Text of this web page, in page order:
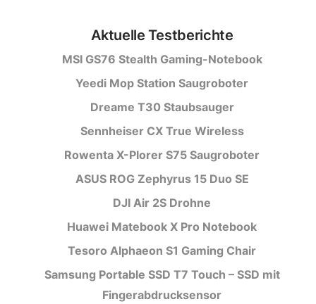
Aktuelle Testberichte
MSI GS76 Stealth Gaming-Notebook
Yeedi Mop Station Saugroboter
Dreame T30 Staubsauger
Sennheiser CX True Wireless
Rowenta X-Plorer S75 Saugroboter
ASUS ROG Zephyrus 15 Duo SE
DJI Air 2S Drohne
Huawei Matebook X Pro Notebook
Tesoro Alphaeon S1 Gaming Chair
Samsung Portable SSD T7 Touch – SSD mit
Fingerabdrucksensor